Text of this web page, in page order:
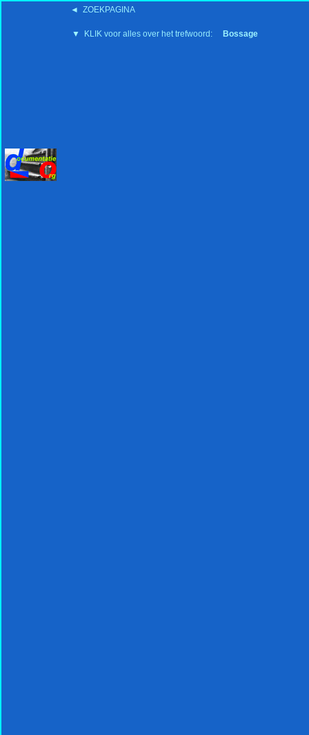
◄ ZOEKPAGINA
▼ KLIK voor alles over het trefwoord: Bossage
'15:19 19-2-2008